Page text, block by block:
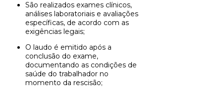
São realizados exames clínicos,
análises laboratoriais e avaliações
específicas, de acordo com as
exigências legais;
O laudo é emitido após a
conclusão do exame,
documentando as condições de
saúde do trabalhador no
momento da rescisão;